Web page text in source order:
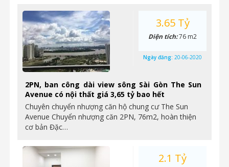
2PN, ban công dài view sông Sài Gòn The Sun
Avenue có nội thất giá 3,65 tỷ bao hết
Chuyên chuyển nhượng căn hộ chung cư The Sun
Avenue Chuyển nhượng căn 2PN, 76m2, hoàn thiện
cơ bản Đặc…
3.65 Tỷ
Diện tích:76 m2
Ngày đăng: 20-06-2020
2.1 Tỷ